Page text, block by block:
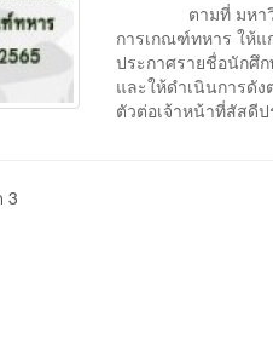
ตามที่ มหาวิทยา
การเกณฑ์ทหาร ให้แ
ประกาศรายชื่อนักศึ
และให้ดำเนินการ
ตัวต่อเจ้าหน้าที่สัสดี
3